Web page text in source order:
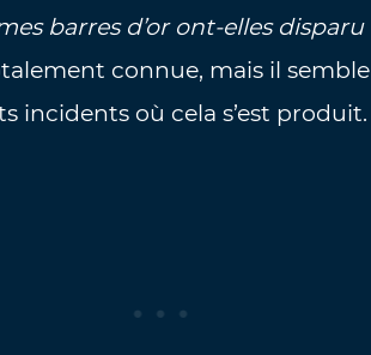
barres d’or ont-elles disparu
connue, mais il semble
incidents où cela s’est produit.